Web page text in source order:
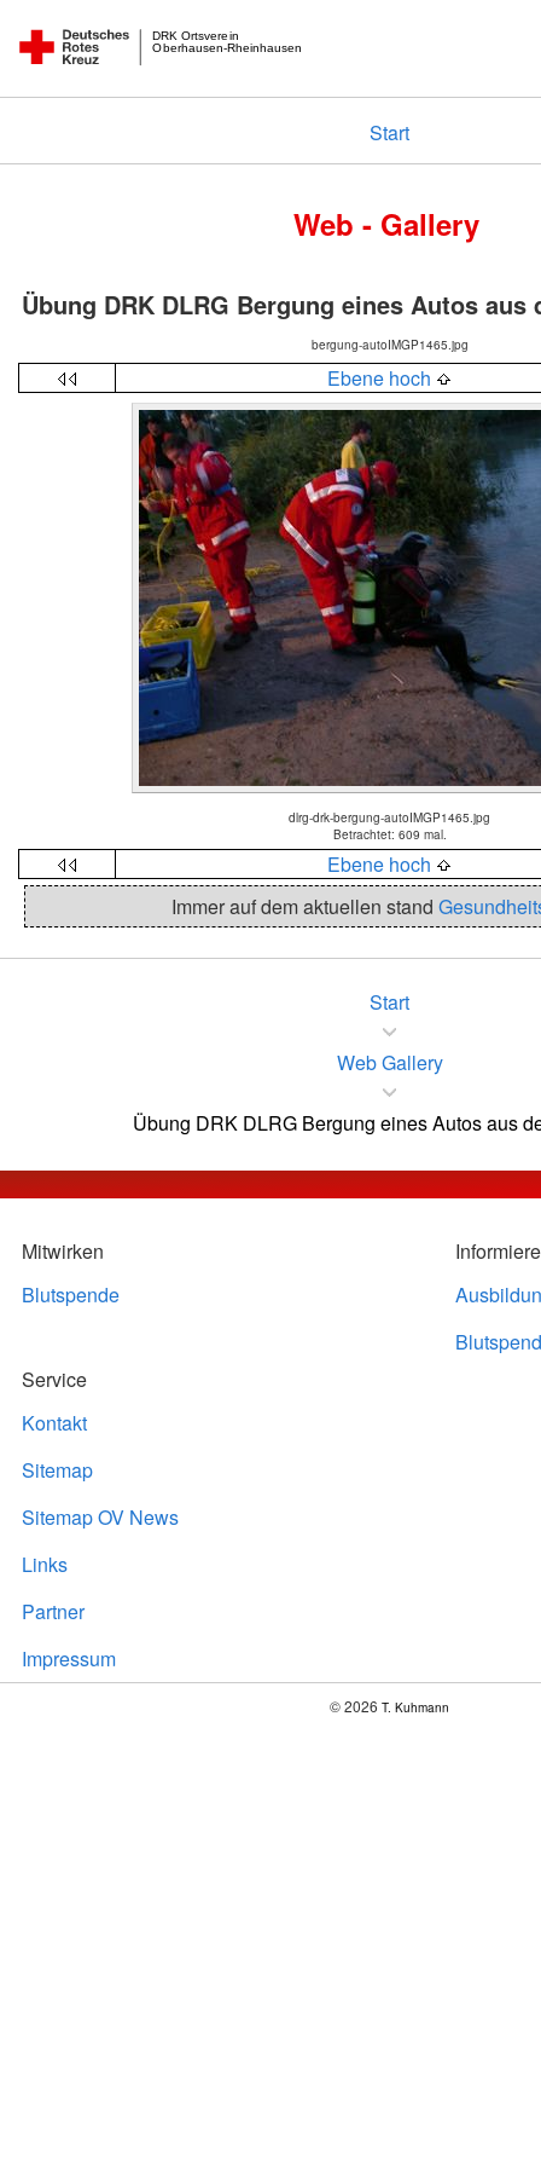
Oberhausen-Rheinhausen
DRK Ortsverein
Start
Web - Gallery
Übung DRK DLRG Bergung eines Autos
bergung-autoIMGP1465.jpg
Ebene hoch
dlrg-drk-bergung-autoIMGP1465.jpg
Betrachtet: 609 mal.
Ebene hoch
Immer auf dem aktuellen stand
Start
Web Gallery
Übung DRK DLRG Bergung eines Autos aus
Mitwirken
Blutspende
Service
Kontakt
Sitemap
Sitemap OV News
Links
Partner
Impressum
© 2026 T. Kuhmann